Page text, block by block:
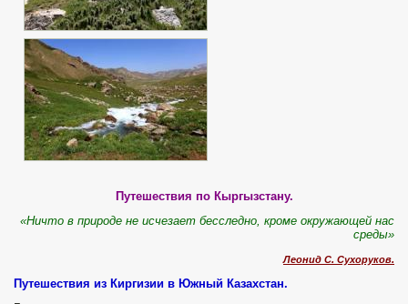
Путешествия по Кыргызстану.
«Ничто в природе не исчезает бесследно, кроме окружающей нас
среды»
Леонид С. Сухоруков.
Путешествия из Киргизии в Южный Казахстан.